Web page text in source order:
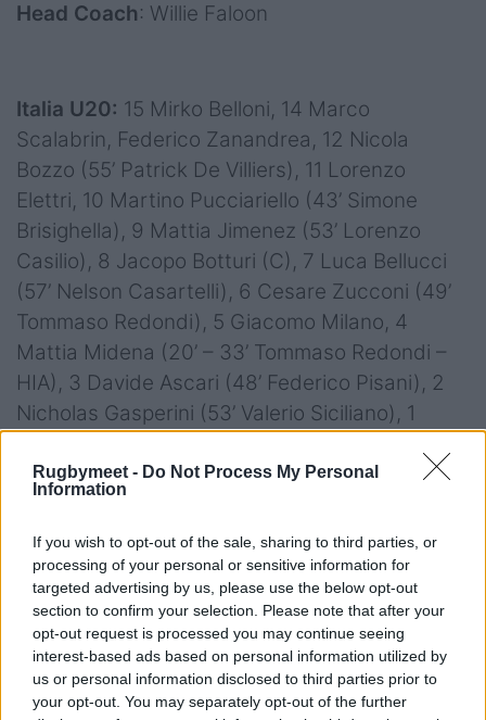
Rugbymeet - Do Not Process My Personal
Information
If you wish to opt-out of the sale, sharing to third parties, or
processing of your personal or sensitive information for
targeted advertising by us, please use the below opt-out
section to confirm your selection. Please note that after your
opt-out request is processed you may continue seeing
interest-based ads based on personal information utilized by
us or personal information disclosed to third parties prior to
your opt-out. You may separately opt-out of the further
Head Coach: Willie Faloon
Italia U20: 15 Mirko Belloni, 14 Marco
Scalabrin, Federico Zanandrea, 12 Nicola
Bozzo (55’ Patrick De Villiers), 11 Lorenzo
Elettri, 10 Martino Pucciariello (43’ Simone
Brisighella), 9 Mattia Jimenez (53’ Lorenzo
Casilio), 8 Jacopo Botturi (C), 7 Luca Bellucci
(57’ Nelson Casartelli), 6 Cesare Zucconi (49’
Tommaso Redondi), 5 Giacomo Milano, 4
Mattia Midena (20’ – 33’ Tommaso Redondi –
HIA), 3 Davide Ascari (48’ Federico Pisani), 2
Nicholas Gasperini (53’ Valerio Siciliano), 1
A disposizione:16 Valerio Siciliano, 17
Tommaso Redondi, 20 Nelson Casartelli, 21
Lorenzo Casilio, 22 Simone Brisighella, 23
Patrick De Villiers
Head Coach : Roberto Santamaria
Arbitro:Saba Abulashvili (GEO)
Assistenti:Reuben Keane (RA) e Stephan